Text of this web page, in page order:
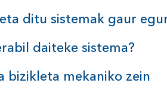
ditu sistemak gaur
daiteke sistema?
bizikleta mekaniko zein